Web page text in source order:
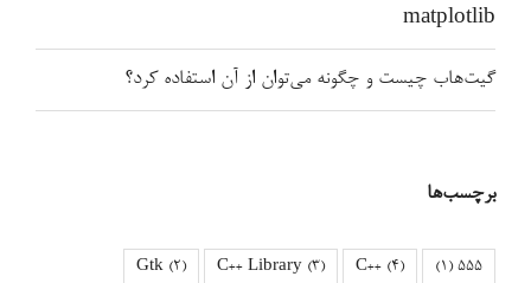
matplotlib
گیت‌هاب چیست و چگونه می‌توان از آن استفاده کرد؟
برچسب‌ها
555
(1)
C++ (4)
C++ Library (3)
Gtk (2)